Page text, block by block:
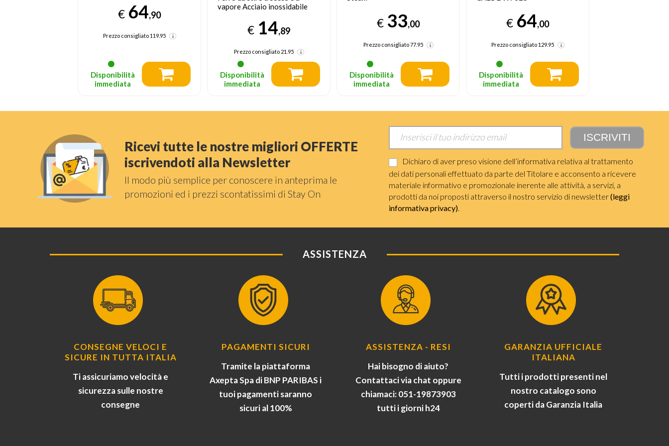
€ 64,90
Prezzo consigliato119.95
Disponibilità
immediata
vapore Acciaio inossidabile
€ 14,89
Prezzo consigliato21.95
Disponibilità
immediata
€ 33,00
Prezzo consigliato77.95
Disponibilità
immediata
€ 64,00
Prezzo consigliato129.95
Disponibilità
immediata
Ricevi tutte le nostre migliori OFFERTE
iscrivendoti alla Newsletter
Il modo più semplice per conoscere in anteprima le
promozioni ed i prezzi scontatissimi di Stay On
Dichiaro di aver preso visione dell’informativa relativa al trattamento
dei dati personali effettuato da parte del Titolare e acconsento a ricevere
materiale informativo e promozionale inerente alle attività, a servizi, a
prodotti da noi proposti attraverso il nostro servizio di newsletter(leggi
informativa privacy).
ASSISTENZA
CONSEGNE VELOCI E
SICURE IN TUTTA ITALIA
Ti assicuriamo velocità e
sicurezza sulle nostre
consegne
PAGAMENTI SICURI
Tramite la piattaforma
Axepta Spa di BNP PARIBAS i
tuoi pagamenti saranno
sicuri al 100%
ASSISTENZA - RESI
Hai bisogno di aiuto?
Contattaci via chat oppure
chiamaci: 051-19873903
tutti i giorni h24
GARANZIA UFFICIALE
ITALIANA
Tutti i prodotti presenti nel
nostro catalogo sono
coperti da Garanzia Italia